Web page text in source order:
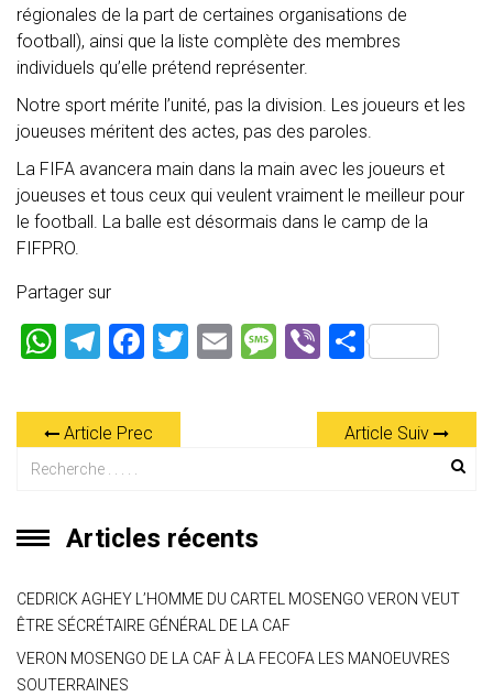
régionales de la part de certaines organisations de
football), ainsi que la liste complète des membres
individuels qu’elle prétend représenter.
Notre sport mérite l’unité, pas la division. Les joueurs et les
joueuses méritent des actes, pas des paroles.
La FIFA avancera main dans la main avec les joueurs et
joueuses et tous ceux qui veulent vraiment le meilleur pour
le football. La balle est désormais dans le camp de la
FIFPRO.
Partager sur
W
at
s
A
p
p
T
e
gr
a
m
F
ce
b
T
E
M Vi
er
P
ta
g
Article Prec Article Suiv
Articles récents
CEDRICK AGHEY L’HOMME DU CARTEL MOSENGO VERON VEUT
ÊTRE SÉCRÉTAIRE GÉNÉRAL DE LA CAF
VERON MOSENGO DE LA CAF À LA FECOFA LES MANOEUVRES
SOUTERRAINES